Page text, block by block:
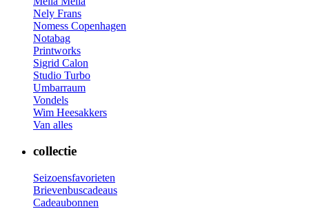
Nely Frans
Nomess Copenhagen
Notabag
Printworks
Sigrid Calon
Studio Turbo
Umbarraum
Vondels
Wim Heesakkers
Van alles
collectie
Seizoensfavorieten
Brievenbuscadeaus
Cadeaubonnen